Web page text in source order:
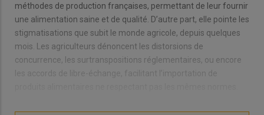
méthodes de production françaises, permettant de leur fournir
une alimentation saine et de qualité. D’autre part, elle pointe les
stigmatisations que subit le monde agricole, depuis quelques
mois. Les agriculteurs dénoncent les distorsions de
concurrence, les surtranspositions réglementaires, ou encore
les accords de libre-échange, facilitant l’importation de